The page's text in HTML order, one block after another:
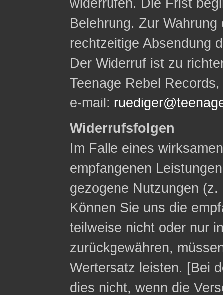
widerrufen. Die Frist
Belehrung. Zur
rechtzeitige Absendung
Der Widerruf ist zu
Teenage Rebel
e-mail:
Widerrufsfolgen
Im Falle eines
empfangenen
gezogene Nutzungen
Können Sie uns die
teilweise nicht oder nur
zurückgewähren,
Wertersatz leisten. [Bei
dies nicht, wenn die